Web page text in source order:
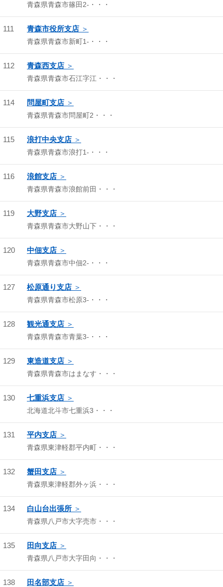
青森県青森市篠田2-・・・
111 青森市役所支店
青森県青森市新町1-・・・
112 青森西支店
青森県青森市石江字江・・・
114 問屋町支店
青森県青森市問屋町2・・・
115 浪打中央支店
青森県青森市浪打1-・・・
116 浪館支店
青森県青森市浪館前田・・・
119 大野支店
青森県青森市大野山下・・・
120 中佃支店
青森県青森市中佃2-・・・
127 松原通り支店
青森県青森市松原3-・・・
128 観光通支店
青森県青森市青葉3-・・・
129 東造道支店
青森県青森市はまなす・・・
130 七重浜支店
北海道北斗市七重浜3・・・
131 平内支店
青森県東津軽郡平内町・・・
132 蟹田支店
青森県東津軽郡外ヶ浜・・・
134 白山台出張所
青森県八戸市大字売市・・・
135 田向支店
青森県八戸市大字田向・・・
138 田名部支店